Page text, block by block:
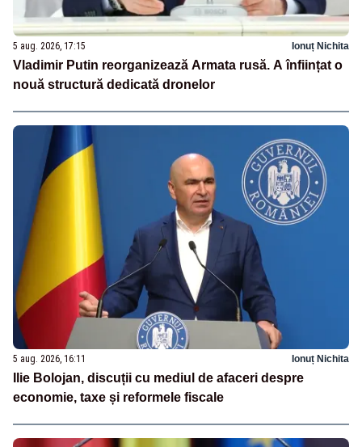
5 aug. 2026, 17:15 Ionuț Nichita
Vladimir Putin reorganizează Armata rusă. A înființat o
nouă structură dedicată dronelor
5 aug. 2026, 16:11 Ionuț Nichita
Ilie Bolojan, discuții cu mediul de afaceri despre
economie, taxe și reformele fiscale